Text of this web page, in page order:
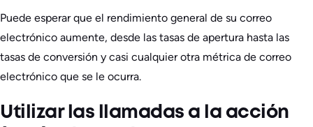
Puede esperar que el rendimiento general de su correo
electrónico aumente, desde las tasas de apertura hasta las
tasas de conversión y casi cualquier otra métrica de correo
electrónico que se le ocurra.
Utilizar las llamadas a la acción